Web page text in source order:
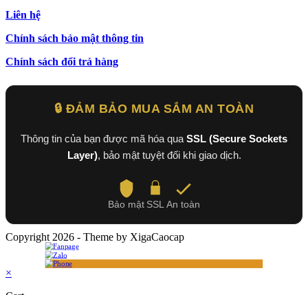
Liên hệ
Chính sách bảo mật thông tin
Chính sách đổi trả hàng
🔒 ĐẢM BẢO MUA SẮM AN TOÀN
Thông tin của bạn được mã hóa qua SSL (Secure Sockets
Layer), bảo mật tuyệt đối khi giao dịch.
Bảo mật SSL An toàn
Copyright 2026 - Theme by XigaCaocap
×